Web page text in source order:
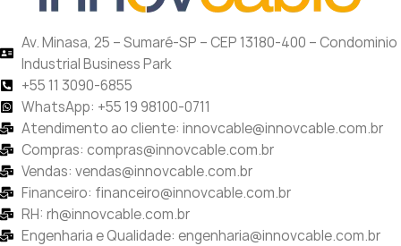
Av. Minasa, 25 – Sumaré-SP – CEP 13180-400 – Condominio
Industrial Business Park
+55 11 3090-6855
WhatsApp: +55 19 98100-0711
Atendimento ao cliente: innovcable@innovcable.com.br
Compras: compras@innovcable.com.br
Vendas: vendas@innovcable.com.br
Financeiro: financeiro@innovcable.com.br
RH: rh@innovcable.com.br
Engenharia e Qualidade: engenharia@innovcable.com.br